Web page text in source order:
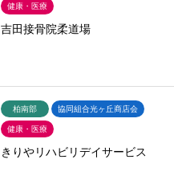
健康・医療
吉田接骨院柔道場
柏南部 協同組合光ヶ丘商店会
健康・医療
きりやリハビリデイサービス